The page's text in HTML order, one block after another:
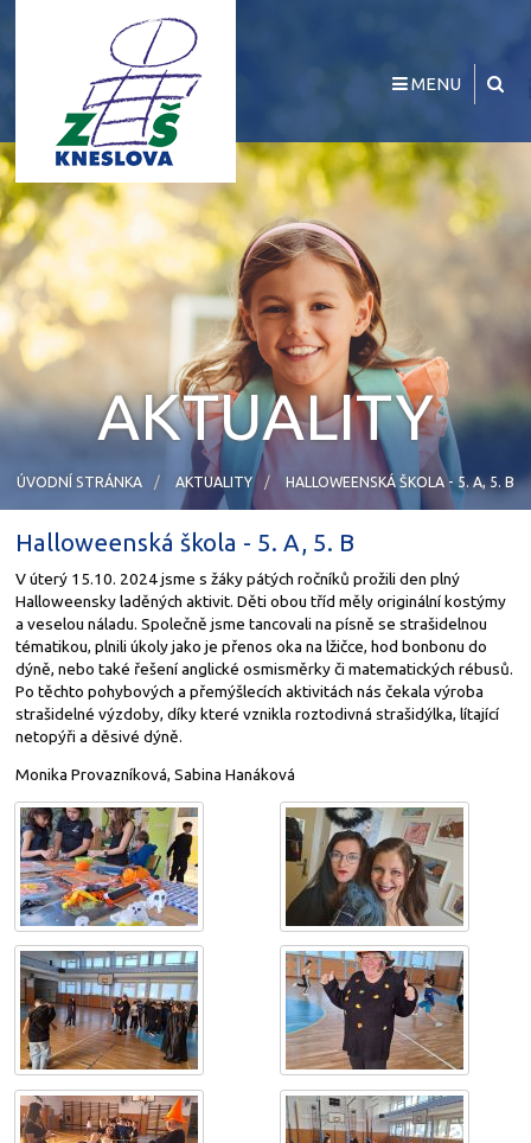
MENU
AKTUALITY
ÚVODNÍ STRÁNKA AKTUALITY HALLOWEENSKÁ ŠKOLA - 5. A, 5. B
Halloweenská škola - 5. A, 5. B
V úterý 15.10. 2024 jsme s žáky pátých ročníků prožili den plný
Halloweensky laděných aktivit. Děti obou tříd měly originální kostýmy
a veselou náladu. Společně jsme tancovali na písně se strašidelnou
tématikou, plnili úkoly jako je přenos oka na lžičce, hod bonbonu do
dýně, nebo také řešení anglické osmisměrky či matematických rébusů.
Po těchto pohybových a přemýšlecích aktivitách nás čekala výroba
strašidelné výzdoby, díky které vznikla roztodivná strašidýlka, lítající
netopýři a děsivé dýně.
Monika Provazníková, Sabina Hanáková